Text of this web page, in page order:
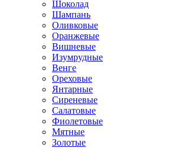
Шоколад
Шампань
Оливковые
Оранжевые
Вишневые
Изумрудные
Венге
Ореховые
Янтарные
Сиреневые
Салатовые
Фиолетовые
Мятные
Золотые